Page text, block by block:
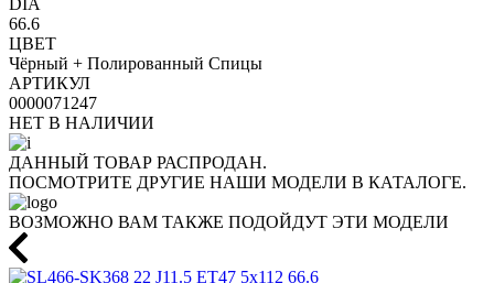
66.6
ЦВЕТ
Чёрный + Полированный Спицы
АРТИКУЛ
0000071247
НЕТ В НАЛИЧИИ
ДАННЫЙ ТОВАР РАСПРОДАН.
ПОСМОТРИТЕ ДРУГИЕ НАШИ МОДЕЛИ В КАТАЛОГЕ.
ВОЗМОЖНО ВАМ ТАКЖЕ ПОДОЙДУТ ЭТИ МОДЕЛИ